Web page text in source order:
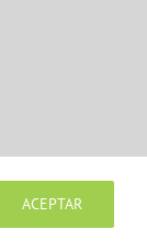
ACEPTAR